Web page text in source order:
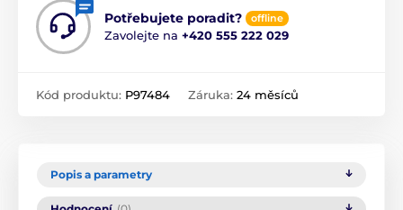
Potřebujete poradit? offline
Zavolejte na +420 555 222 029
Kód produktu: P97484 Záruka: 24 měsíců
Popis a parametry